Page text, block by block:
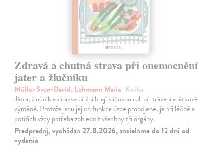
Zdravá a chutná strava při onemocnění
jater a žlučníku
Müller Sven-David, Lohmann Maria| Kniha
Játra, žlučník a slinivka břišní hrají klíčovou roli při trávení a látkové
výměně. Protože jsou jejich funkce úzce propojené, je při léčbě a
potížích vždy potřeba zohlednit všechny tři orgány.
Predpredaj, vychádza 27.8.2026, zasielame do 12 dní od
vydania